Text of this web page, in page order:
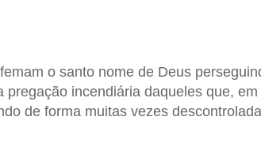
o santo nome de Deus
incendiária daqueles que,
de forma muitas vezes